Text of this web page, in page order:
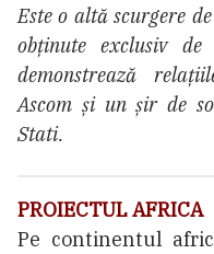
Este o altă scurgere
obținute exclusiv
demonstrează
Ascom și un șir de
Stati.
PROIECTUL AFRICA
Pe continentul